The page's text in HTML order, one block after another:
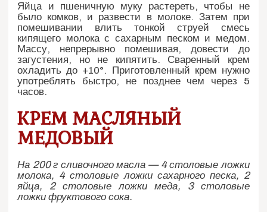
Яйца и пшеничную муку растереть, чтобы не
было комков, и развести в молоке. Затем при
помешивании влить тонкой струей смесь
кипящего молока с сахарным песком и медом.
Массу, непрерывно помешивая, довести до
загустения, но не кипятить. Сваренный крем
охладить до +10°. Приготовленный крем нужно
употреблять быстро, не позднее чем через 5
часов.
КРЕМ МАСЛЯНЫЙ
МЕДОВЫЙ
На 200 г сливочного масла — 4 столовые ложки
молока, 4 столовые ложки сахарного песка, 2
яйца, 2 столовые ложки меда, 3 столовые
ложки фруктового сока.